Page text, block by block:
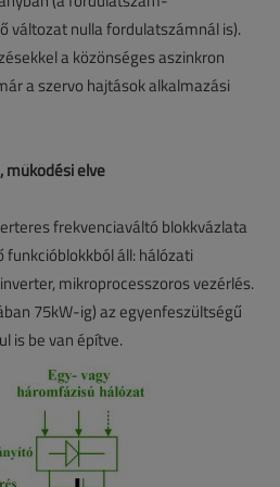
változat nulla fordulatszámnál is).
a közönséges aszinkron
a szervo hajtások alkalmazási
működési elve
frekvenciaváltó blokkvázlata
áll: hálózati
mikroprocesszoros vezérlés.
75kW-ig) az egyenfeszültségű
is be van építve.